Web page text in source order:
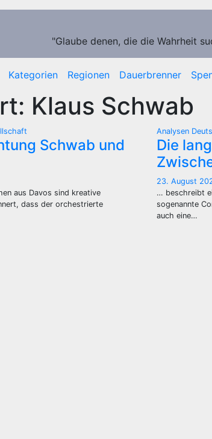
"Glaube denen, die die Wahrheit
Kategorien Regionen Dauerbrenner
Klaus Schwab
Schwab und
aus Davos sind kreative
dass der orchestrierte
Analysen
Die
23. August
… beschreibt
sogenannte
auch eine…